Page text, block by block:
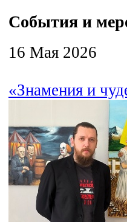
События и
16 Мая 2026
«Знамения и